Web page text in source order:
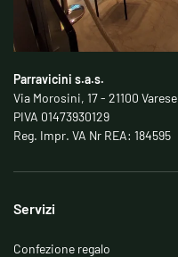
Parravicini s.a.s.
Via Morosini, 17 - 21100 Varese
PIVA 01473930129
Reg. Impr. VA Nr REA: 184595
Servizi
Confezione regalo